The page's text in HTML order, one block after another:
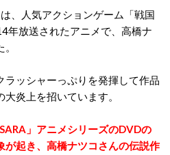
は、人気アクションゲーム「戦国
年放送されたアニメで、 高橋ナ
ラッシャーっぷりを発揮して作品
炎上を招いています。
」アニメシリーズのDVDの
が起き、高橋ナツコさんの伝説作